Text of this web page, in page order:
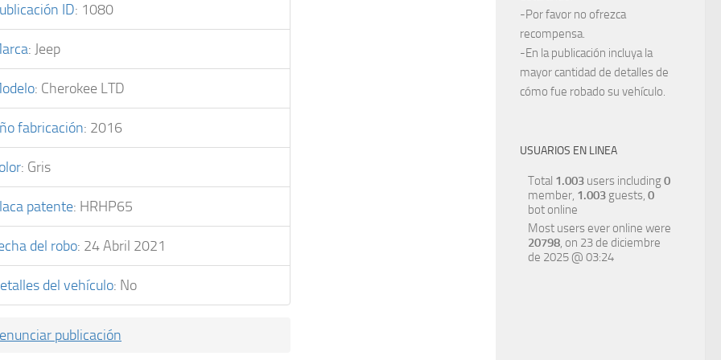
ID: 1080
: Jeep
: Cherokee LTD
fabricación: 2016
: Gris
patente: HRHP65
del robo: 24 Abril 2021
del vehículo: No
publicación
-Por favor no ofrezca
recompensa.
-En la publicación incluya la
mayor cantidad de detalles de
cómo fue robado su vehículo.
USUARIOS EN LINEA
Total 1.003 users including0
member, 1.003 guests, 0
bot online
Most users ever online were
20798, on 23 de diciembre
de 2025 @ 03:24